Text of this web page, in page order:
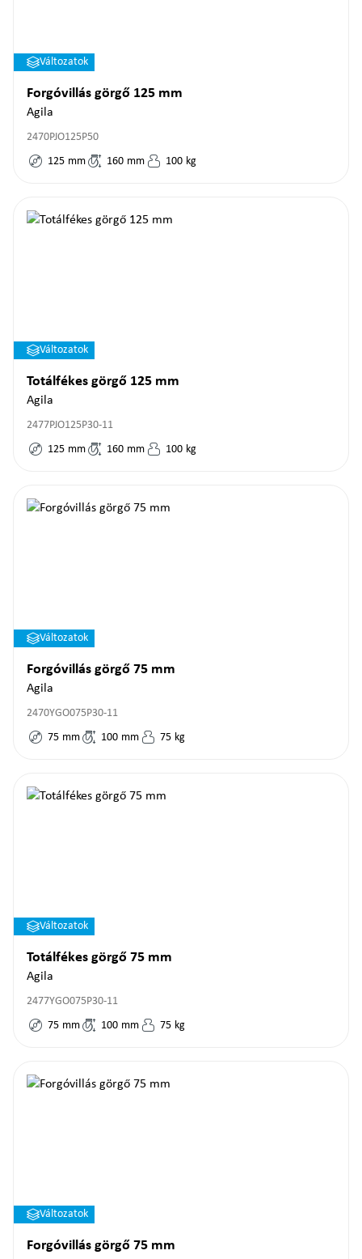
Változatok
Forgóvillás görgő 125 mm
Agila
2470PJO125P50
125 mm 160 mm 100 kg
Változatok
Totálfékes görgő 125 mm
Agila
2477PJO125P30-11
125 mm 160 mm 100 kg
Változatok
Forgóvillás görgő 75 mm
Agila
2470YGO075P30-11
75 mm 100 mm 75 kg
Változatok
Totálfékes görgő 75 mm
Agila
2477YGO075P30-11
75 mm 100 mm 75 kg
Változatok
Forgóvillás görgő 75 mm